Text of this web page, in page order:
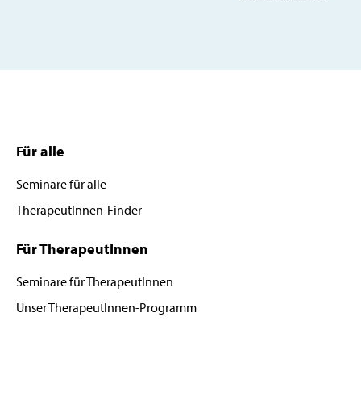
Für alle
Seminare für alle
TherapeutInnen-Finder
Für TherapeutInnen
Seminare für TherapeutInnen
Unser TherapeutInnen-Programm